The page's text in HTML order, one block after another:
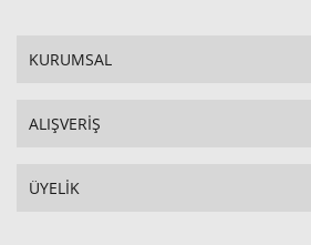
KURUMSAL
ALIŞVERİŞ
ÜYELİK